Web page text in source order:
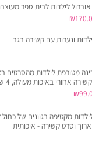
לילדות לבית ספר
₪
ונערות עם קשירה בגב
מטורפת לילדות מהסרטים
אחורי באיכות מעולה, 4 שכבות
₪
הוא:
מקטיפה בגוונים של כחול
וסרט קשירה - איכותית